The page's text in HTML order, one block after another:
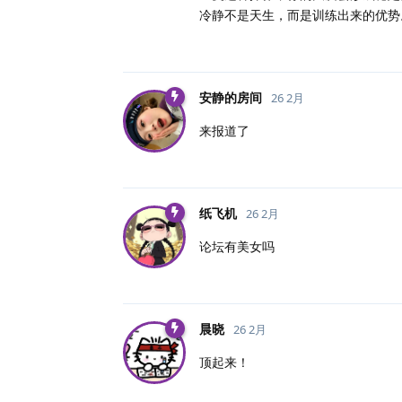
冷静不是天生，而是训练出来的优
安静的房间 26 2月
来报道了
纸飞机 26 2月
论坛有美女吗
晨晓 26 2月
顶起来！